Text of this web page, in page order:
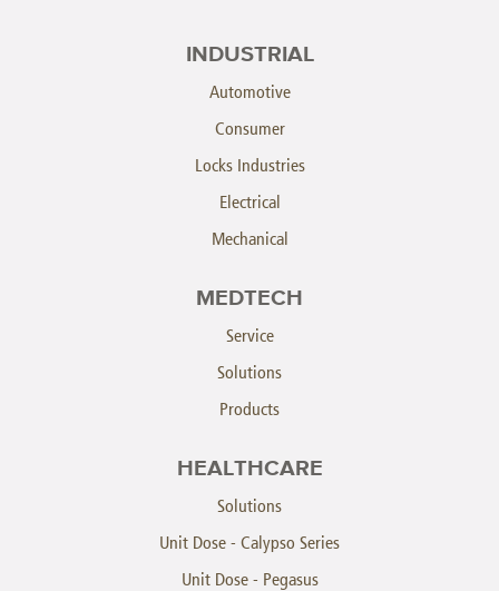
INDUSTRIAL
Automotive
Consumer
Locks Industries
Electrical
Mechanical
MEDTECH
Service
Solutions
Products
HEALTHCARE
Solutions
Unit Dose - Calypso Series
Unit Dose - Pegasus